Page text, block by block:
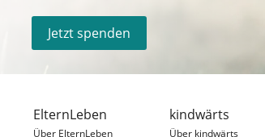
Jetzt spenden
ElternLeben
Über ElternLeben
kindwärts
Über kindwärts